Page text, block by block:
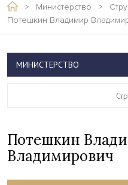
> Министерство >
Потешкин Владимир
Потешкин
Владимирович
МИНИСТЕРСТВО